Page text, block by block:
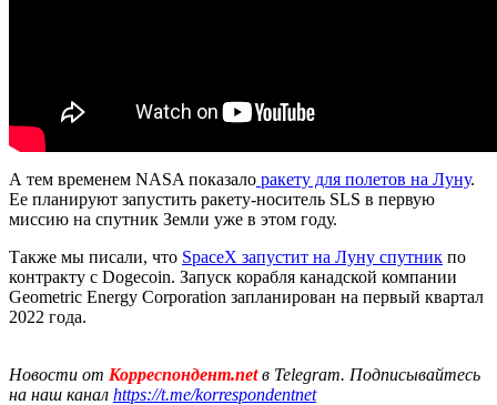
А тем временем NASA показало ракету для полетов на Луну.
Ее планируют запустить ракету-носитель SLS в первую
миссию на спутник Земли уже в этом году.
Также мы писали, что SpaceX запустит на Луну спутник по
контракту с Dogecoin. Запуск корабля канадской компании
Geometric Energy Corporation запланирован на первый квартал
2022 года.
Новости от Корреспондент.netв Telegram. Подписывайтесь
на наш канал https://t.me/korrespondentnet